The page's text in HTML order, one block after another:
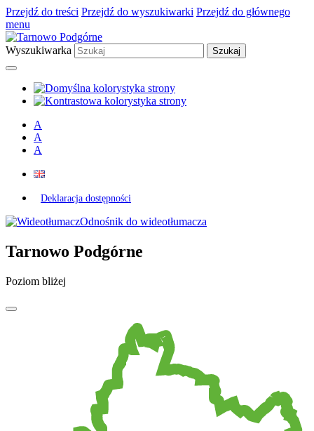
Przejdź do treści Przejdź do wyszukiwarki Przejdź do głównego
menu
Wyszukiwarka
A
A
A
Deklaracja dostępności
Odnośnik do wideotłumacza
Tarnowo Podgórne
Poziom bliżej